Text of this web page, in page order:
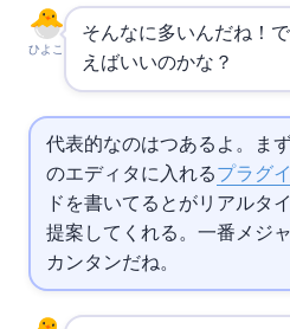
ひよこ
そんなに多いんだね！
えばいいのかな？
代表的なのは3つあるよ。まず
のエディタに入れるプラグ
ドを書いてるとAIがリアルタ
提案してくれる。一番メジ
カンタンだね。